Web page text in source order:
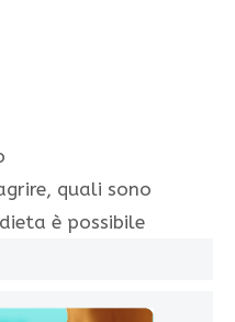
quali sono
è possibile